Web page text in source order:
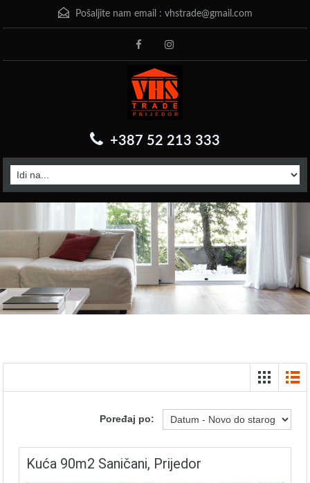
Pošaljite nam email : vhstrade@gmail.com
+387 52 213 333
Poređaj po:
Kuća 90m2 Saničani, Prijedor